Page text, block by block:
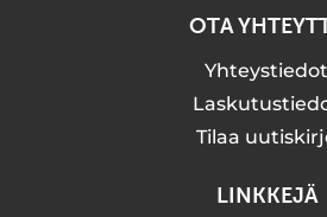
OTA
Yhteystiedot
Tilaa
LINKKEJÄ